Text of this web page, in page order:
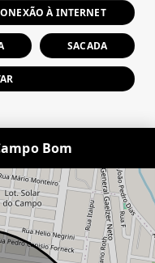
À INTERNET
SACADA
Bom